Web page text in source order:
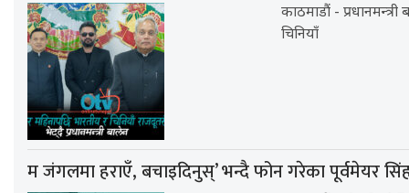
काठमाडौं -
चिनियाँ
म जंगलमा हराएँ, बचाइदिनुस्’ भन्दै फोन गरेका पूर्वमेयर